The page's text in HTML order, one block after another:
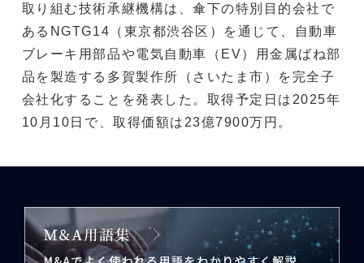
取り組む技術承継機構は、傘下の特別目的会社で
あるNGTG14（東京都渋谷区）を通じて、⾃動⾞
ブレーキ用部品や電気自動車（EV）用金属ばね部
品を製造する多賀製作所（さいたま市）を完全子
会社化することを発表した。取得予定日は2025年
10月10日で、取得価額は23億7900万円。